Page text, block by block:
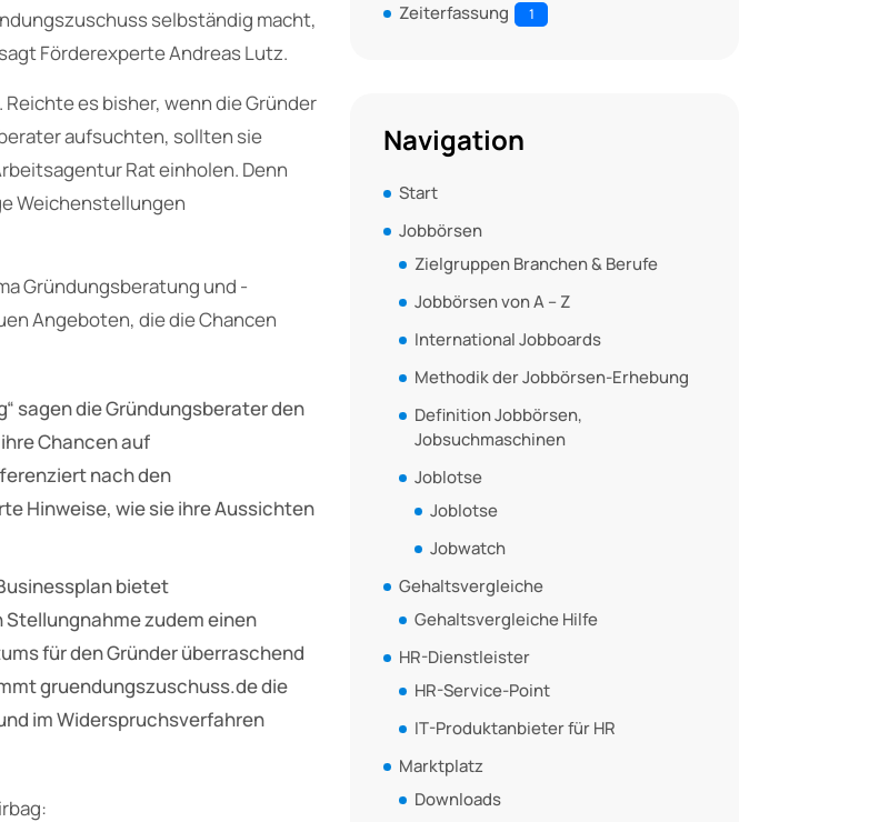
selbständig macht,
Förderexperte Andreas Lutz.
es bisher, wenn die Gründer
aufsuchten, sollten sie
Rat einholen. Denn
Weichenstellungen
Gründungsberatung und -
Angeboten, die die Chancen
sagen die Gründungsberater den
Chancen auf
nach den
Hinweise, wie sie ihre Aussichten
bietet
zudem einen
für den Gründer überraschend
gruendungszuschuss.de die
im Widerspruchsverfahren
Zeiterfassung 1
Navigation
Start
Jobbörsen
Zielgruppen Branchen & Berufe
Jobbörsen von A – Z
International Jobboards
Methodik der Jobbörsen-Erhebung
Definition Jobbörsen,
Jobsuchmaschinen
Joblotse
Joblotse
Jobwatch
Gehaltsvergleiche
Gehaltsvergleiche Hilfe
HR-Dienstleister
HR-Service-Point
IT-Produktanbieter für HR
Marktplatz
Downloads